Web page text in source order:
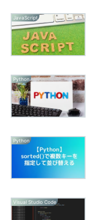
JavaScript
Python
Python
Visual Studio Code